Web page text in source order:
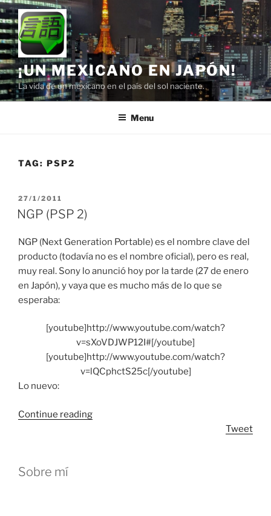
Skip
to
content
¡UN MEXICANO EN JAPÓN!
La vida de un mexicano en el país del sol naciente.
Menu
TAG: PSP2
POSTED
ON
27/1/2011
NGP (PSP 2)
NGP (Next Generation Portable) es el nombre clave del
producto (todavía no es el nombre oficial), pero es real,
muy real. Sony lo anunció hoy por la tarde (27 de enero
en Japón), y vaya que es mucho más de lo que se
esperaba:
[youtube]http://www.youtube.com/watch?
v=sXoVDJWP12I#[/youtube]
[youtube]http://www.youtube.com/watch?
v=lQCphctS25c[/youtube]
Lo nuevo:
Continue reading“NGP
Tweet
Sobre mí